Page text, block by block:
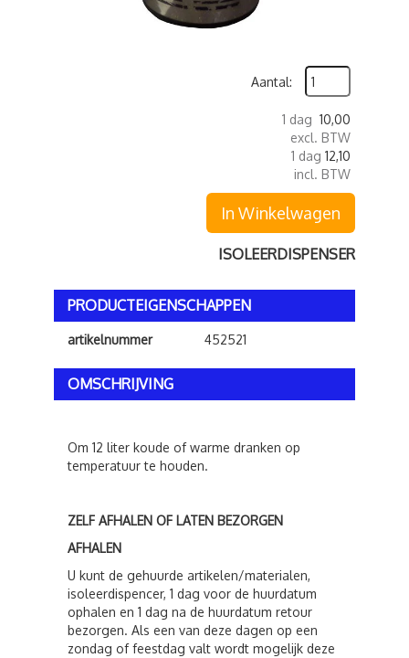
Aantal:
1 dag 10,00
excl. BTW
1 dag 12,10
incl. BTW
In Winkelwagen
ISOLEERDISPENSER
PRODUCTEIGENSCHAPPEN
artikelnummer 452521
OMSCHRIJVING
Om 12 liter koude of warme dranken op
temperatuur te houden.
ZELF AFHALEN OF LATEN BEZORGEN
AFHALEN
U kunt de gehuurde artikelen/materialen,
isoleerdispencer, 1 dag voor de huurdatum
ophalen en 1 dag na de huurdatum retour
bezorgen. Als een van deze dagen op een
zondag of feestdag valt wordt mogelijk deze